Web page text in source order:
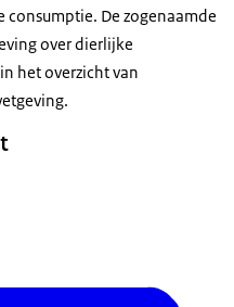
De zogenaamde
over dierlijke
het overzicht van